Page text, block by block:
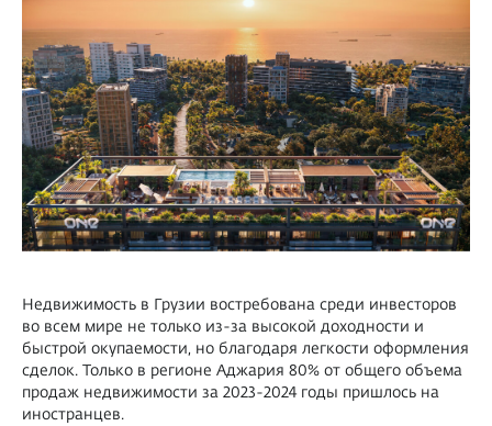
Недвижимость в Грузии востребована среди инвесторов
во всем мире не только из-за высокой доходности и
быстрой окупаемости, но благодаря легкости оформления
сделок. Только в регионе Аджария 80% от общего объема
продаж недвижимости за 2023-2024 годы пришлось на
иностранцев.